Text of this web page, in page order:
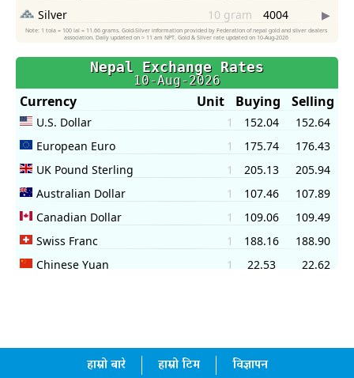
हाम्रो बारे हाम्रो टिम विज्ञापन